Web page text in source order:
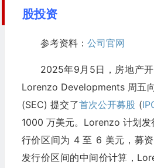
股投资
参考资料： 公司官网
2025年9月5日，房地产
Lorenzo Developments 周五
(SEC) 提交了首次公开募股 (
1000 万美元。Lorenzo 计划
行价区间为 4 至 6 美元，募
发行价区间的中间价计算，